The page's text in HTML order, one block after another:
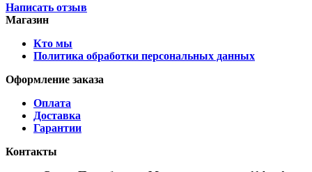
Написать отзыв
Магазин
Кто мы
Политика обработки персональных данных
Оформление заказа
Оплата
Доставка
Гарантии
Контакты